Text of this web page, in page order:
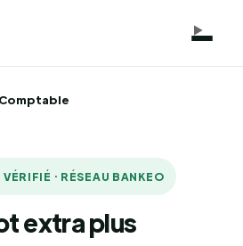
Comptable
· RÉSEAU BANKEO
extra plus